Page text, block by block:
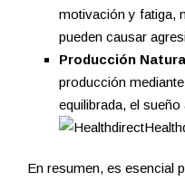
motivación y fatiga,
pueden causar
Producción
producción
equilibrada, el
En resumen, es esencial